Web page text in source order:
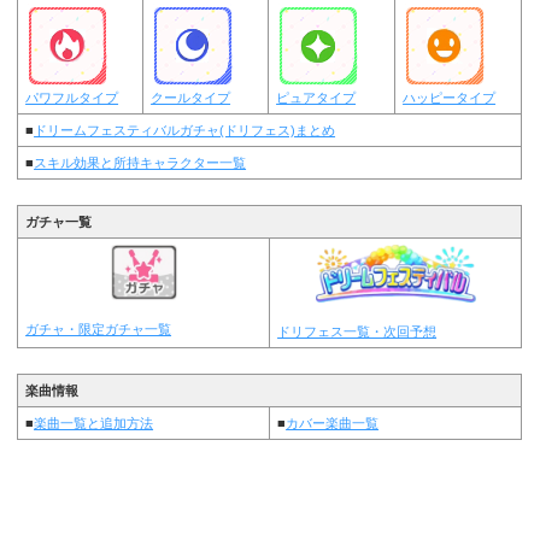
パワフルタイプ クールタイプ ピュアタイプ ハッピータイプ
■ ドリームフェスティバルガチャ(ドリフェス)まとめ
■スキル効果と所持キャラクター一覧
ガチャ一覧
ガチャ・限定ガチャ一覧 ドリフェス一覧・次回予想
楽曲情報
■楽曲一覧と追加方法 ■カバー楽曲一覧